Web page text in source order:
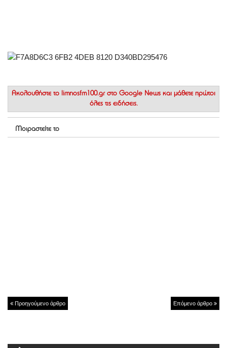
Ακολουθήστε το limnosfm100.gr στο Google News και μάθετε πρώτοι
όλες τις ειδήσεις.
Μοιραστείτε το
Προηγούμενο άρθρο Επόμενο άρθρο